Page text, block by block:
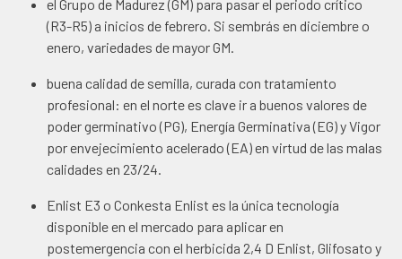
el Grupo de Madurez(GM) para pasar el periodo crítico
(R3-R5) a inicios de febrero. Si sembrás en diciembre o
enero, variedades de mayor GM.
buena calidad de semilla, curada con tratamiento
profesional: en el norte es clave ir a buenos valores de
poder germinativo (PG), Energía Germinativa (EG) y Vigor
por envejecimiento acelerado (EA) en virtud de las malas
calidades en 23/24.
Enlist E3 o Conkesta Enlist es la única tecnología
disponible en el mercado para aplicar en
postemergencia con el herbicida 2,4 D Enlist, Glifosato y